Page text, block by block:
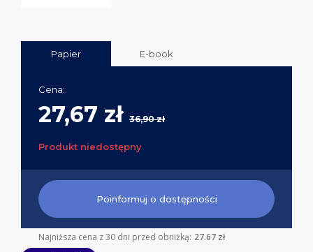
Papier E-book
Cena:
27,67 zł 36,90 zł
Produkt niedostępny
Poinformuj o dostępności
Najniższa cena z 30 dni przed obniżką: 27.67 zł